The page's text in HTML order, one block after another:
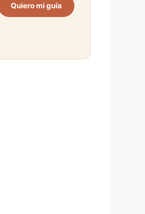
Quiero mi guía